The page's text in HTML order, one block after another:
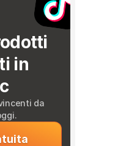
in
da